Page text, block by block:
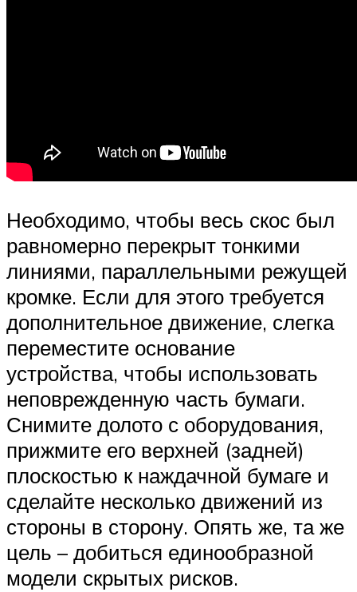
Необходимо, чтобы весь скос был
равномерно перекрыт тонкими
линиями, параллельными режущей
кромке. Если для этого требуется
дополнительное движение, слегка
переместите основание
устройства, чтобы использовать
неповрежденную часть бумаги.
Снимите долото с оборудования,
прижмите его верхней (задней)
плоскостью к наждачной бумаге и
сделайте несколько движений из
стороны в сторону. Опять же, та же
цель – добиться единообразной
модели скрытых рисков.